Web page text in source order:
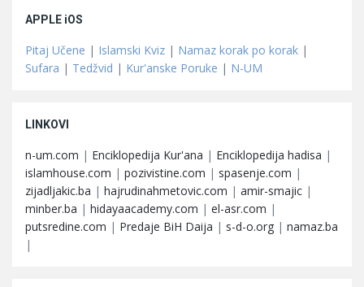
APPLE iOS
Pitaj Učene | Islamski Kviz | Namaz korak po korak |
Sufara | Tedžvid | Kur'anske Poruke | N-UM
LINKOVI
n-um.com | Enciklopedija Kur'ana | Enciklopedija hadisa |
islamhouse.com | pozivistine.com | spasenje.com |
zijadljakic.ba | hajrudinahmetovic.com | amir-smajic |
minber.ba | hidayaacademy.com | el-asr.com |
putsredine.com | Predaje BiH Daija | s-d-o.org | namaz.ba
|